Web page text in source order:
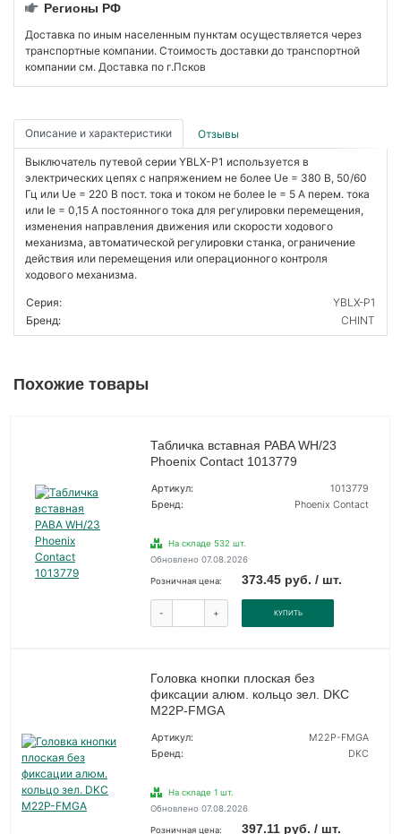
Регионы РФ
Доставка по иным населенным пунктам осуществляется через
транспортные компании. Стоимость доставки до транспортной
компании см. Доставка по г.Псков
Описание и характеристики Отзывы
Выключатель путевой серии YBLX-P1 используется в
электрических цепях с напряжением не более Ue = 380 В, 50/60
Гц или Ue = 220 В пост. тока и током не более Ie = 5 A перем. тока
или Ie = 0,15 А постоянного тока для регулировки перемещения,
изменения направления движения или скорости ходового
механизма, автоматической регулировки станка, ограничение
действия или перемещения или операционного контроля
ходового механизма.
Серия:
YBLX-P1
Бренд:
CHINT
Похожие товары
Табличка вставная PABA WH/23
Phoenix Contact 1013779
Артикул:
1013779
Бренд:
Phoenix Contact
На складе 532 шт.
Обновлено 07.08.2026
Розничная цена: 373.45 руб. / шт.
- + КУПИТЬ
Головка кнопки плоская без
фиксации алюм. кольцо зел. DKC
M22P-FMGA
Артикул:
M22P-FMGA
Бренд:
DKC
На складе 1 шт.
Обновлено 07.08.2026
Розничная цена: 397.11 руб. / шт.